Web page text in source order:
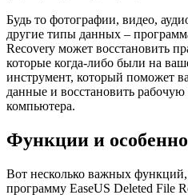
Будь то фотографии, видео,
другие типы данных –
Recovery может восстановить
которые когда-либо были на
инструмент, который поможет
данные и восстановить рабочую
компьютера.
Функции и
Вот несколько важных
программу EaseUS Deleted File